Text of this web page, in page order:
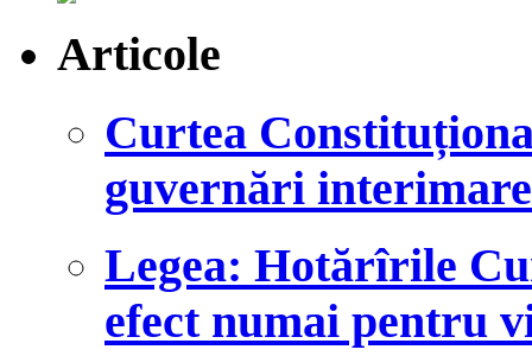
Articole
Curtea
guvernări interimare
Legea: Hotărîrile
efect numai pentru